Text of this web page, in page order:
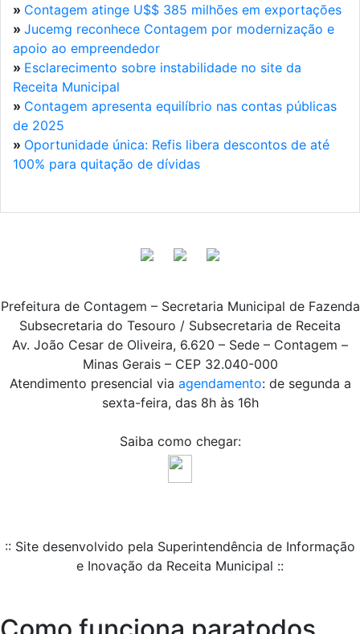
» Contagem atinge U$$ 385 milhões em exportações
» Jucemg reconhece Contagem por modernização e
apoio ao empreendedor
» Esclarecimento sobre instabilidade no site da
Receita Municipal
» Contagem apresenta equilíbrio nas contas públicas
de 2025
» Oportunidade única: Refis libera descontos de até
100% para quitação de dívidas
Prefeitura de Contagem – Secretaria Municipal de Fazenda
Subsecretaria do Tesouro / Subsecretaria de Receita
Av. João Cesar de Oliveira, 6.620 – Sede – Contagem –
Minas Gerais – CEP 32.040-000
Atendimento presencial via agendamento: de segunda a
sexta-feira, das 8h às 16h
Saiba como chegar:
:: Site desenvolvido pela Superintendência de Informação
e Inovação da Receita Municipal ::